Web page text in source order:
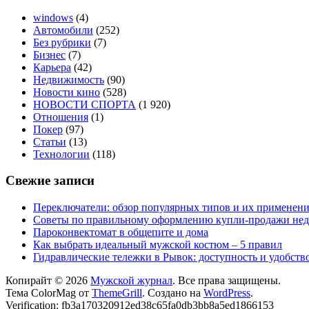
windows (4)
Автомобили (252)
Без рубрики (7)
Бизнес (7)
Карьера (42)
Недвижимость (90)
Новости кино (528)
НОВОСТИ СПОРТА (1 920)
Отношения (1)
Покер (97)
Статьи (13)
Технологии (118)
Свежие записи
Переключатели: обзор популярных типов и их
Советы по правильному оформлению купли-продажи
Пароконвектомат в общепите и дома
Как выбрать идеальный мужской костюм – 5 правил
Гидравлические тележки в Рывок: доступность и
Копирайт © 2026 Мужской журнал. Все права защищены.
Тема ColorMag от ThemeGrill. Создано на WordPress.
Verification: fb3a170320912ed38c65fa0db3bb8a5ed1866153